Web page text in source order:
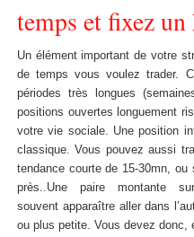
temps et fixez
Un élément important de votre
de temps vous voulez trader.
périodes très longues
positions ouvertes longuement
votre vie sociale. Une position
classique. Vous pouvez aussi
tendance courte de 15-30mn,
près..Une paire montante
souvent apparaître aller dans
ou plus petite. Vous devez donc,